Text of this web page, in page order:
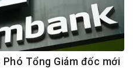
Tổng Giám đốc mới